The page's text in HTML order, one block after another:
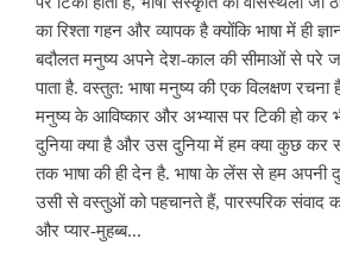
का रिश्ता गहन और व्यापक है क्योंकि भाषा में ही
बदौलत मनुष्य अपने देश-काल की सीमाओं से परे
पाता है. वस्तुत: भाषा मनुष्य की एक विलक्षण
मनुष्य के आविष्कार और अभ्यास पर टिकी हो कर
दुनिया क्या है और उस दुनिया में हम क्या कुछ
तक भाषा की ही देन है. भाषा के लेंस से हम अपनी
उसी से वस्तुओं को पहचानते हैं, पारस्परिक संवाद
और प्यार-मुहब्ब...